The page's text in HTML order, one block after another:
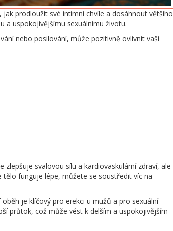
prodloužit své intimní chvíle a dosáhnout většího
a uspokojivějšímu sexuálnímu životu.
nebo posilování, může pozitivně ovlivnit vaši
zlepšuje svalovou sílu a kardiovaskulární zdraví, ale
tělo funguje lépe, můžete se soustředit víc na
je klíčový pro erekci u mužů a pro sexuální
průtok, což může vést k delším a uspokojivějším